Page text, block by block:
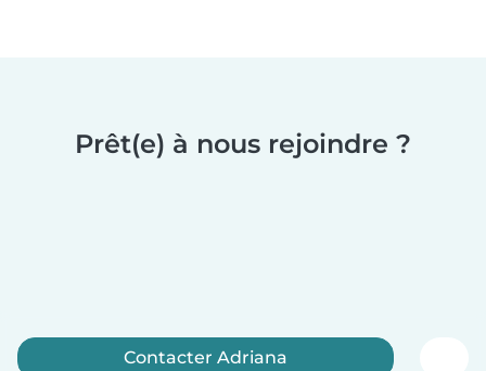
Prêt(e) à nous rejoindre ?
Contacter Adriana